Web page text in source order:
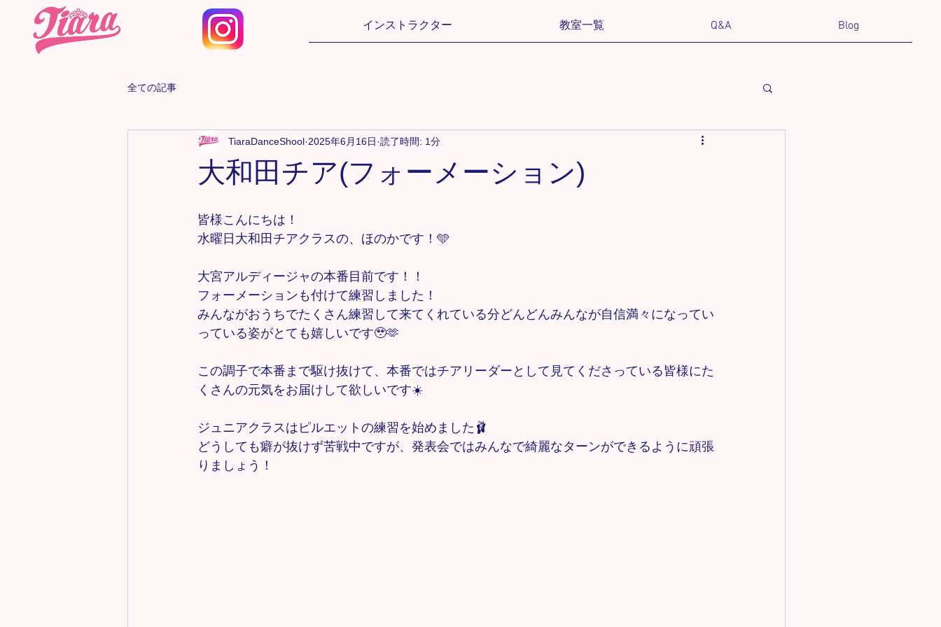
インストラクター 教室一覧 Q&A Blog
全ての記事
大和田チア(フォーメーション)
TiaraDanceShool 2025年6月16日 読了時間: 1分
皆様こんにちは！
水曜日大和田チアクラスの、ほのかです！🩵
大宮アルディージャの本番目前です！！
フォーメーションも付けて練習しました！
みんながおうちでたくさん練習して来てくれている分どんどんみんなが自信満々になってい
っている姿がとても嬉しいです🥹🫶
この調子で本番まで駆け抜けて、本番ではチアリーダーとして見てくださっている皆様にた
くさんの元気をお届けして欲しいです☀️
ジュニアクラスはピルエットの練習を始めました🩰
どうしても癖が抜けず苦戦中ですが、発表会ではみんなで綺麗なターンができるように頑張
りましょう！